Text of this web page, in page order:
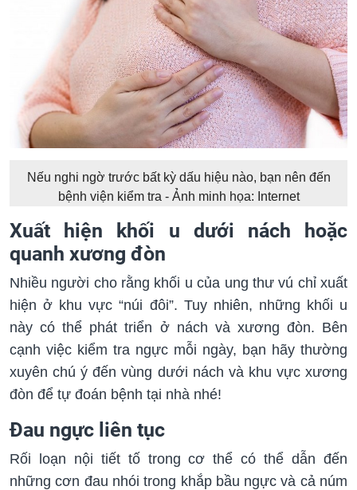
Nếu nghi ngờ trước bất kỳ dấu hiệu nào, bạn nên đến
bệnh viện kiểm tra - Ảnh minh họa: Internet
Xuất hiện khối u dưới nách hoặc
quanh xương đòn
Nhiều người cho rằng khối u của ung thư vú chỉ xuất
hiện ở khu vực “núi đôi”. Tuy nhiên, những khối u
này có thể phát triển ở nách và xương đòn. Bên
cạnh việc kiểm tra ngực mỗi ngày, bạn hãy thường
xuyên chú ý đến vùng dưới nách và khu vực xương
đòn để tự đoán bệnh tại nhà nhé!
Đau ngực liên tục
Rối loạn nội tiết tố trong cơ thể có thể dẫn đến
những cơn đau nhói trong khắp bầu ngực và cả núm